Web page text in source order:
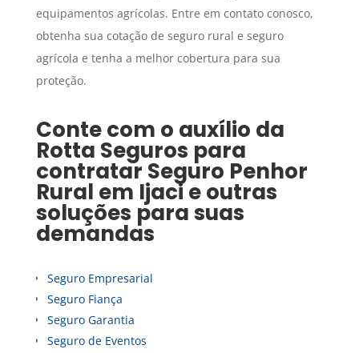
equipamentos agrícolas. Entre em contato conosco,
obtenha sua cotação de seguro rural e seguro
agrícola e tenha a melhor cobertura para sua
proteção.
Conte com o auxílio da
Rotta Seguros para
contratar Seguro Penhor
Rural em Ijacie outras
soluções para suas
demandas
Seguro Empresarial
Seguro Fiança
Seguro Garantia
Seguro de Eventos